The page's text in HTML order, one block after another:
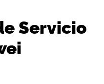
Servicio